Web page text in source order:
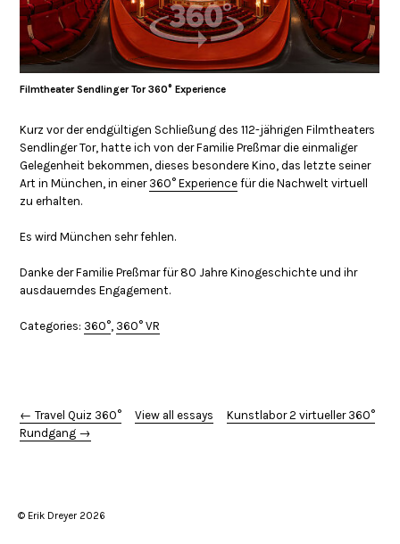
Filmtheater Sendlinger Tor 360° Experience
Kurz vor der endgültigen Schließung des 112-jährigen Filmtheaters
Sendlinger Tor, hatte ich von der Familie Preßmar die einmaliger
Gelegenheit bekommen, dieses besondere Kino, das letzte seiner
Art in München, in einer 360° Experience für die Nachwelt virtuell
zu erhalten.
Es wird München sehr fehlen.
Danke der Familie Preßmar für 80 Jahre Kinogeschichte und ihr
ausdauerndes Engagement.
Categories: 360°, 360° VR
← Travel Quiz 360° View all essays
Kunstlabor 2 virtueller 360°
Rundgang →
© Erik Dreyer 2026